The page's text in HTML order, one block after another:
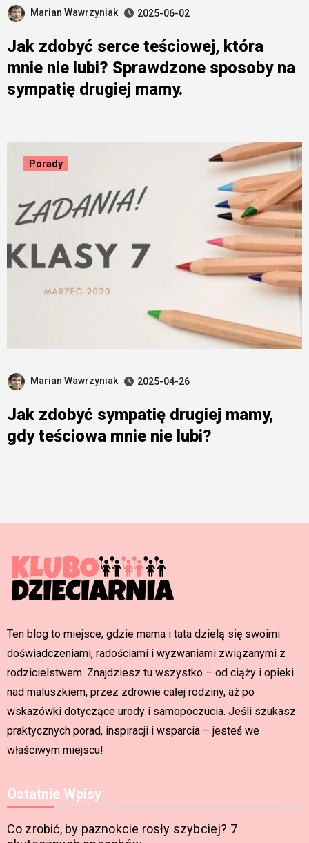
Marian Wawrzyniak 2025-06-02
Jak zdobyć serce teściowej, która
mnie nie lubi? Sprawdzone sposoby na
sympatię drugiej mamy.
Porady
Marian Wawrzyniak 2025-04-26
Jak zdobyć sympatię drugiej mamy,
gdy teściowa mnie nie lubi?
Ten blog to miejsce, gdzie mama i tata dzielą się swoimi
doświadczeniami, radościami i wyzwaniami związanymi z
rodzicielstwem. Znajdziesz tu wszystko – od ciąży i opieki
nad maluszkiem, przez zdrowie całej rodziny, aż po
wskazówki dotyczące urody i samopoczucia. Jeśli szukasz
praktycznych porad, inspiracji i wsparcia – jesteś we
właściwym miejscu!
Ostatnie Wpisy
Co zrobić, by paznokcie rosły szybciej? 7